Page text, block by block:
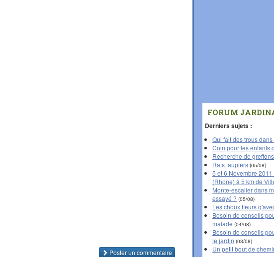
Poster un commentaire
FORUM
Derniers sujets :
Qui fait des trous
Coin pour les enfants
Recherche de
Rats taupiers (05/08)
5 et 6 Novembre
(Rhone) à 5 km de
Monte-escalier dans
essayé ? (05/08)
Les choux fleurs
Besoin de conseils
malade (04/08)
Besoin de conseils
le jardin (03/08)
Un petit bout de